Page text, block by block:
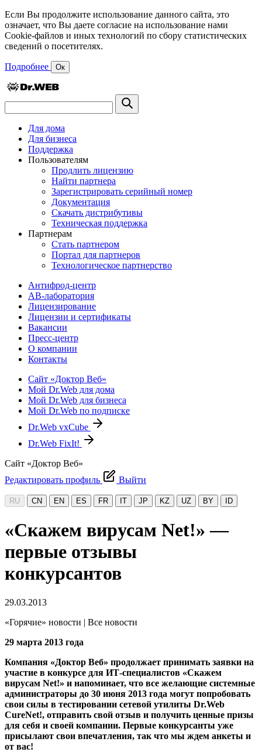
Если Вы продолжите использование данного сайта, это
означает, что Вы даете согласие на использование нами
Cookie-файлов и иных технологий по сбору статистических
сведений о посетителях.
Подробнее Ок
Для дома
Для бизнеса
Поддержка
Пользователям
Продлить лицензию
Найти партнера
Зарегистрировать серийный номер
Документация
Скачать дистрибутивы
Техническая поддержка
Партнерам
Стать партнером
Портал для партнеров
Технологическое партнерство
Антифрод-центр
АВ-лаборатория
Лицензирование
Лицензии и сертификаты
Вакансии
Пресс-центр
О компании
Контакты
Сайт «Доктор Веб»
Мой Dr.Web для дома
Мой Dr.Web для бизнеса
Мой Dr.Web по подписке
Dr.Web vxCube
Dr.Web FixIt!
Сайт «Доктор Веб»
Редактировать профиль
Выйти
RU CN EN ES FR IT JP KZ UZ BY ID
«Скажем вирусам Net!» —
первые отзывы
конкурсантов
29.03.2013
«Горячие» новости | Все новости
29 марта 2013 года
Компания «Доктор Веб» продолжает принимать заявки на
участие в конкурсе для ИТ-специалистов «Скажем
вирусам Net!» и напоминает, что все желающие системные
администраторы до 30 июня 2013 года могут попробовать
свои силы в тестировании сетевой утилиты Dr.Web
CureNet!, отправить свой отзыв и получить ценные призы
для себя и своей компании. Первые конкурсанты уже
присылают свои впечатления, так что мы ждем анкеты и
от вас!